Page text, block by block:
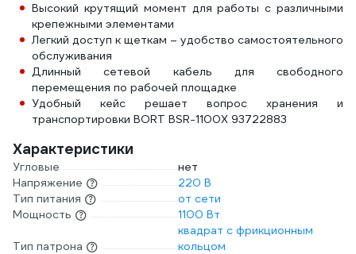
Высокий крутящий момент для работы с различными
крепежными элементами
Легкий доступ к щеткам – удобство самостоятельного
обслуживания
Длинный сетевой кабель для свободного
перемещения по рабочей площадке
Удобный кейс решает вопрос хранения и
транспортировки BORT BSR-1100X 93722883
Характеристики
Угловые
нет
Напряжение
220 В
Тип питания
от сети
Мощность
1100 Вт
Тип патрона
квадрат с фрикционным
кольцом